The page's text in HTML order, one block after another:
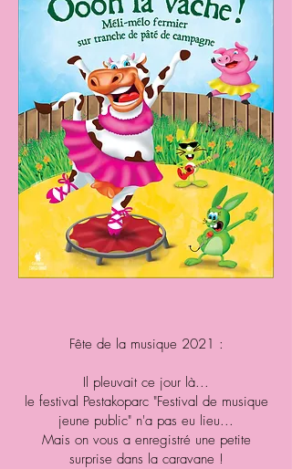
Fête de la musique 2021 :
Il pleuvait ce jour là...
le festival Pestakoparc "Festival de musique
jeune public" n'a pas eu lieu...
Mais on vous a enregistré une petite
surprise dans la caravane !